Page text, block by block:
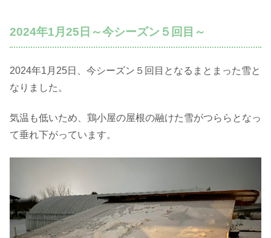
2024年1月25日～今シーズン５回目～
2024年1月25日、今シーズン５回目となるまとまった雪と
なりました。
気温も低いため、鶏小屋の屋根の融けた雪がつららとなっ
て垂れ下がっています。